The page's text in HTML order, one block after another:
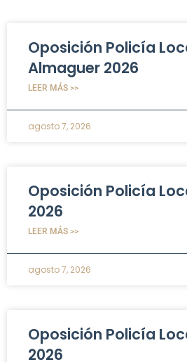
Oposición Policía
Almaguer 2026
LEER MÁS >>
agosto 7, 2026
Oposición Policía
2026
LEER MÁS >>
agosto 7, 2026
Oposición Policía
2026